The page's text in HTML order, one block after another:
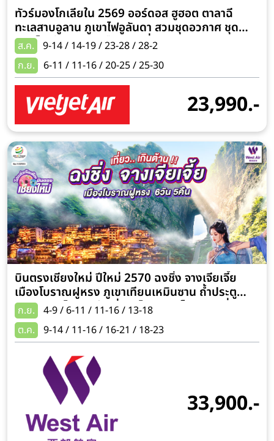
ทัวร์มองโกเลียใน 2569 ออร์ดอส ฮูฮอต ตาลาฉี
ทะเลสาบอูลาน ภูเขาไฟอูลันดา สวมชุดอวกาศ ชุด
มองโกเลีย 6 วัน 5 คืน (รวมขี่อูฐ ทะเลทราย พักเกอร์
1 คืน)
ส.ค.
9-14 / 14-19 / 23-28 / 28-2
ก.ย.
6-11 / 11-16 / 20-25 / 25-30
23,990.-
บินตรงเชียงใหม่ ปีใหม่ 2570 ฉงชิ่ง จางเจียเจี้ย
เมืองโบราณฝูหรง ภูเขาเทียนเหมินซาน ถ้ำประตู
สวรรค์ รถไฟทะลุตึก นั่งรถไฟความเร็วสูง 2 เที่ยว 6
วัน 5 คืน (เที่ยวเต็มอิ่ม ไม่ลงร้านช้อป)
ก.ย.
4-9 / 6-11 / 11-16 / 13-18
ต.ค.
9-14 / 11-16 / 16-21 / 18-23
33,900.-